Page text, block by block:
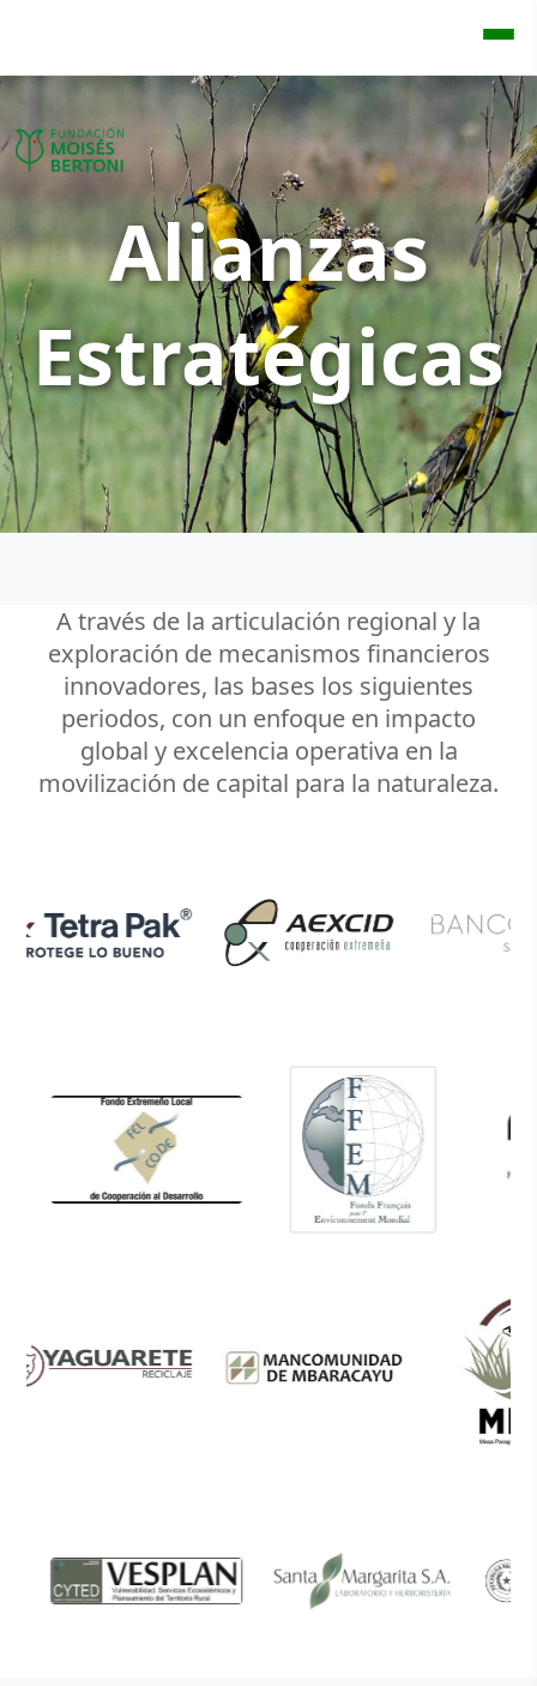
Alianzas
Estratégicas
A través de la articulación regional y la
exploración de mecanismos financieros
innovadores, las bases los siguientes
periodos, con un enfoque en impacto
global y excelencia operativa en la
movilización de capital para la naturaleza.